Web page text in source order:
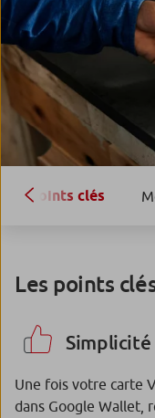
Points clés
Les points
Simplicité
Une fois votre carte
dans Google Wallet,